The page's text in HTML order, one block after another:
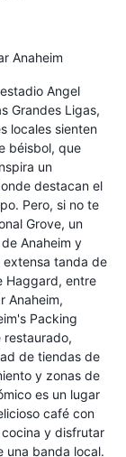
Anaheim
Angel
Grandes Ligas,
locales sienten
béisbol, que
un
destacan el
Pero, si no te
Grove, un
Anaheim y
tanda de
Haggard, entre
Anaheim,
Packing
restaurado,
de tiendas de
y zonas de
es un lugar
café con
y disfrutar
una banda local.